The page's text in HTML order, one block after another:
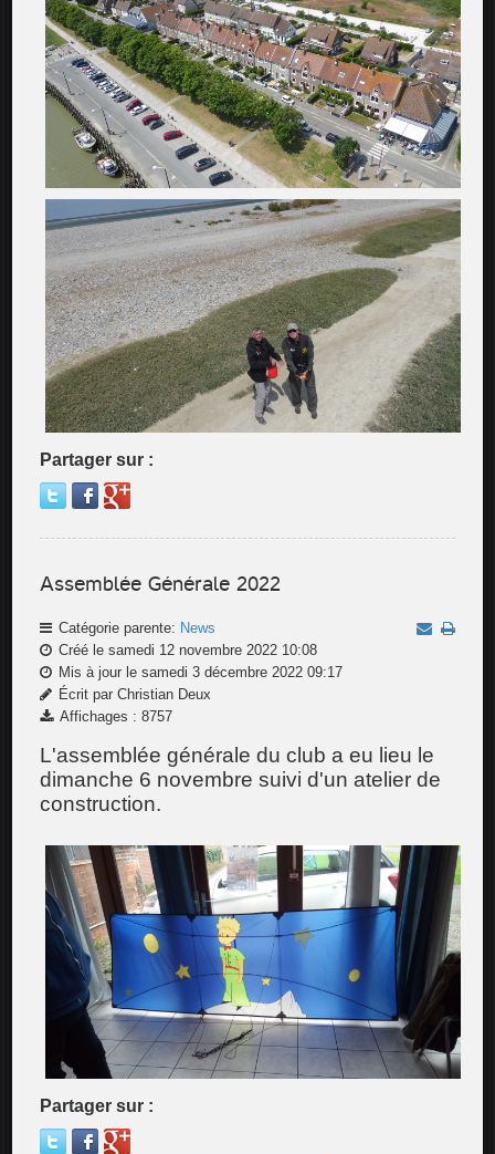
Partager sur :
Assemblée Générale 2022
Catégorie parente: News
Créé le samedi 12 novembre 2022 10:08
Mis à jour le samedi 3 décembre 2022 09:17
Écrit par Christian Deux
Affichages : 8757
L'assemblée générale du club a eu lieu le
dimanche 6 novembre suivi d'un atelier de
construction.
Partager sur :